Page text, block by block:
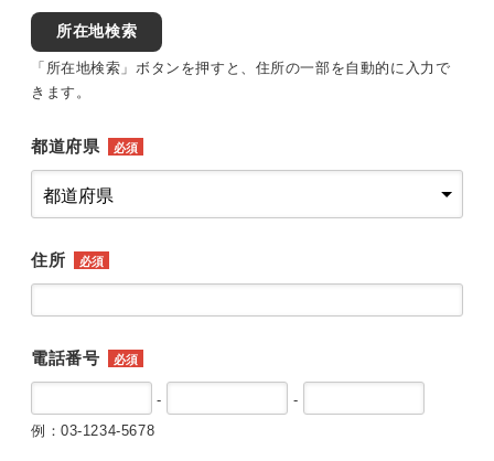
所在地検索
「所在地検索」ボタンを押すと、住所の一部を自動的に入力で
きます。
都道府県 必須
住所 必須
電話番号 必須
-
-
例：03-1234-5678